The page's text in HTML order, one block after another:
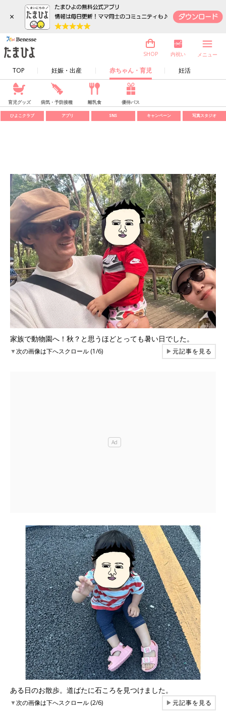
×
TOP 妊娠・出産 赤ちゃん・育児 妊活
SHOP 内祝い メニュー
育児グッズ 病気・予防接種 離乳食 優待パス
ひよこクラブ アプリ SNS キャンペーン 写真スタジオ
家族で動物園へ！秋？と思うほどとっても暑い日でした。
▼次の画像は下へスクロール (1/6) ▶元記事を見る
ある日のお散歩。道ばたに石ころを見つけました。
▼次の画像は下へスクロール (2/6) ▶元記事を見る